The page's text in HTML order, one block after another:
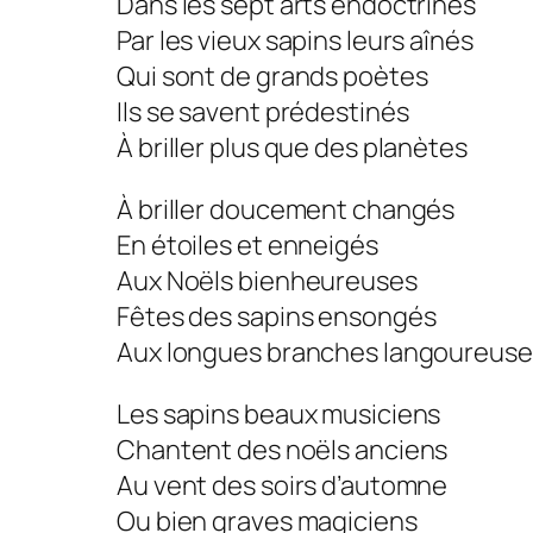
Par les vieux sapins leurs aînés
Qui sont de grands poètes
Ils se savent prédestinés
À briller plus que des planètes
À briller doucement changés
En étoiles et enneigés
Aux Noëls bienheureuses
Fêtes des sapins ensongés
Aux longues branches
Les sapins beaux musiciens
Chantent des noëls anciens
Au vent des soirs d’automne
Ou bien graves magiciens